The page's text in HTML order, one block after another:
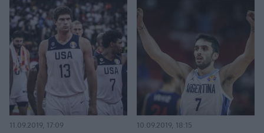
11.09.2019, 17:09 10.09.2019, 18:15